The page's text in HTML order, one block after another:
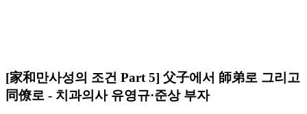
[家和만사성의 조건 Part 5] 父子에서 師弟로 그리고
同僚로 - 치과의사 유영규·준상 부자